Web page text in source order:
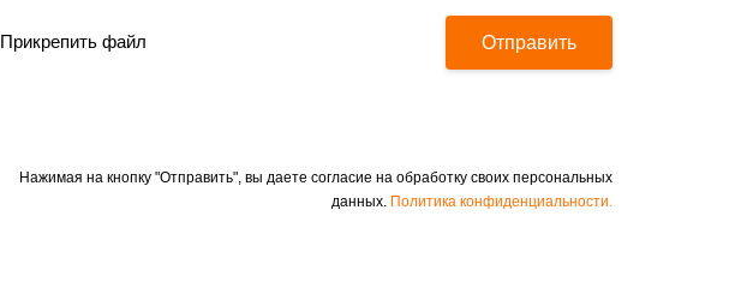
Прикрепить файл Отправить
Нажимая на кнопку "Отправить", вы даете согласие на обработку своих персональных
данных. Политика конфиденциальности.